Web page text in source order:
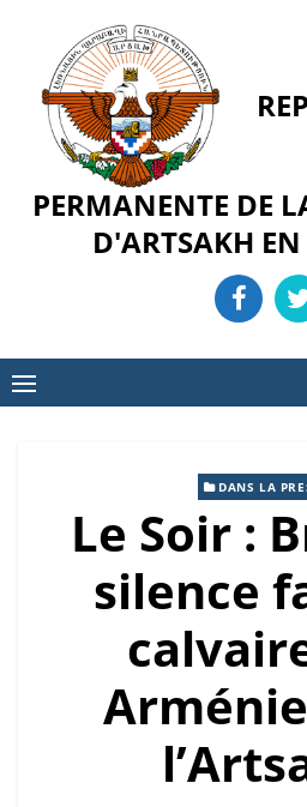
content
PERMANENTE DE
D'ARTSAKH
DANS LA
Le Soir :
silence